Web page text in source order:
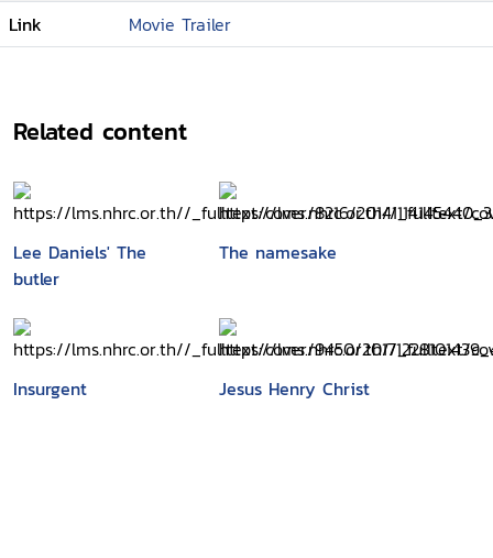
Link Movie Trailer
Related content
Lee Daniels' The
butler
The namesake
Insurgent Jesus Henry Christ